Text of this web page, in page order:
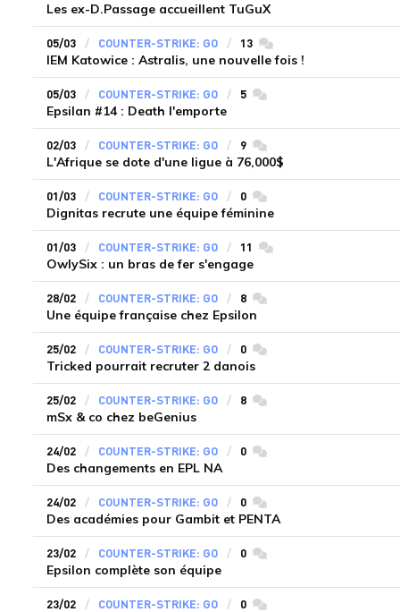
Les ex-D.Passage accueillent TuGuX
05/03 COUNTER-STRIKE: GO 13 commentaires
IEM Katowice : Astralis, une nouvelle fois !
05/03 COUNTER-STRIKE: GO 5 commentaires
Epsilan #14 : Death l'emporte
02/03 COUNTER-STRIKE: GO 9 commentaires
L'Afrique se dote d'une ligue à 76,000$
01/03 COUNTER-STRIKE: GO 0 commentaires
Dignitas recrute une équipe féminine
01/03 COUNTER-STRIKE: GO 11 commentaires
OwlySix : un bras de fer s'engage
28/02 COUNTER-STRIKE: GO 8 commentaires
Une équipe française chez Epsilon
25/02 COUNTER-STRIKE: GO 0 commentaires
Tricked pourrait recruter 2 danois
25/02 COUNTER-STRIKE: GO 8 commentaires
mSx & co chez beGenius
24/02 COUNTER-STRIKE: GO 0 commentaires
Des changements en EPL NA
24/02 COUNTER-STRIKE: GO 0 commentaires
Des académies pour Gambit et PENTA
23/02 COUNTER-STRIKE: GO 0 commentaires
Epsilon complète son équipe
23/02 COUNTER-STRIKE: GO 0 commentaires